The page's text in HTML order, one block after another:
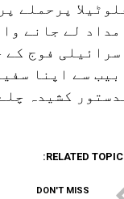
پرحملے
لے جانے
فوج
سے اپنا
کشیدہ
RELATED
DON'T MISS